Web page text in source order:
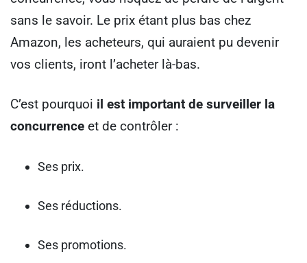
sans le savoir. Le prix étant plus bas chez
Amazon, les acheteurs, qui auraient pu devenir
vos clients, iront l’acheter là-bas.
C’est pourquoi il est important de surveiller la
concurrence et de contrôler :
Ses prix.
Ses réductions.
Ses promotions.